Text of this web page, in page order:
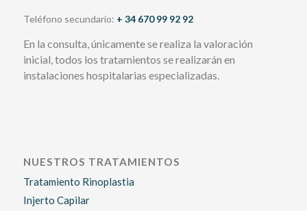
Teléfono secundario: + 34 670 99 92 92
En la consulta, únicamente se realiza la valoración
inicial, todos los tratamientos se realizarán en
instalaciones hospitalarias especializadas.
NUESTROS TRATAMIENTOS
Tratamiento Rinoplastia
Injerto Capilar